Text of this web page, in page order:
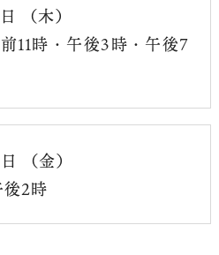
（木）
11時・午後3時・午後7
（金）
2時